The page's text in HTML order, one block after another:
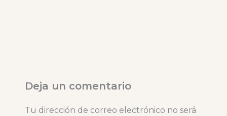
Deja un comentario
Tu dirección de correo electrónico no será